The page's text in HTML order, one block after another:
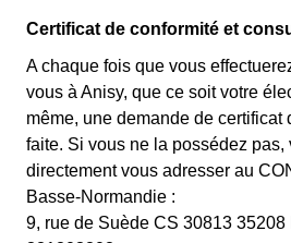
Certificat de conformité et
A chaque fois que vous
vous à Anisy, que ce soit votre
même, une demande de certificat
faite. Si vous ne la possédez pas,
directement vous adresser au
Basse-Normandie :
9, rue de Suède CS 30813